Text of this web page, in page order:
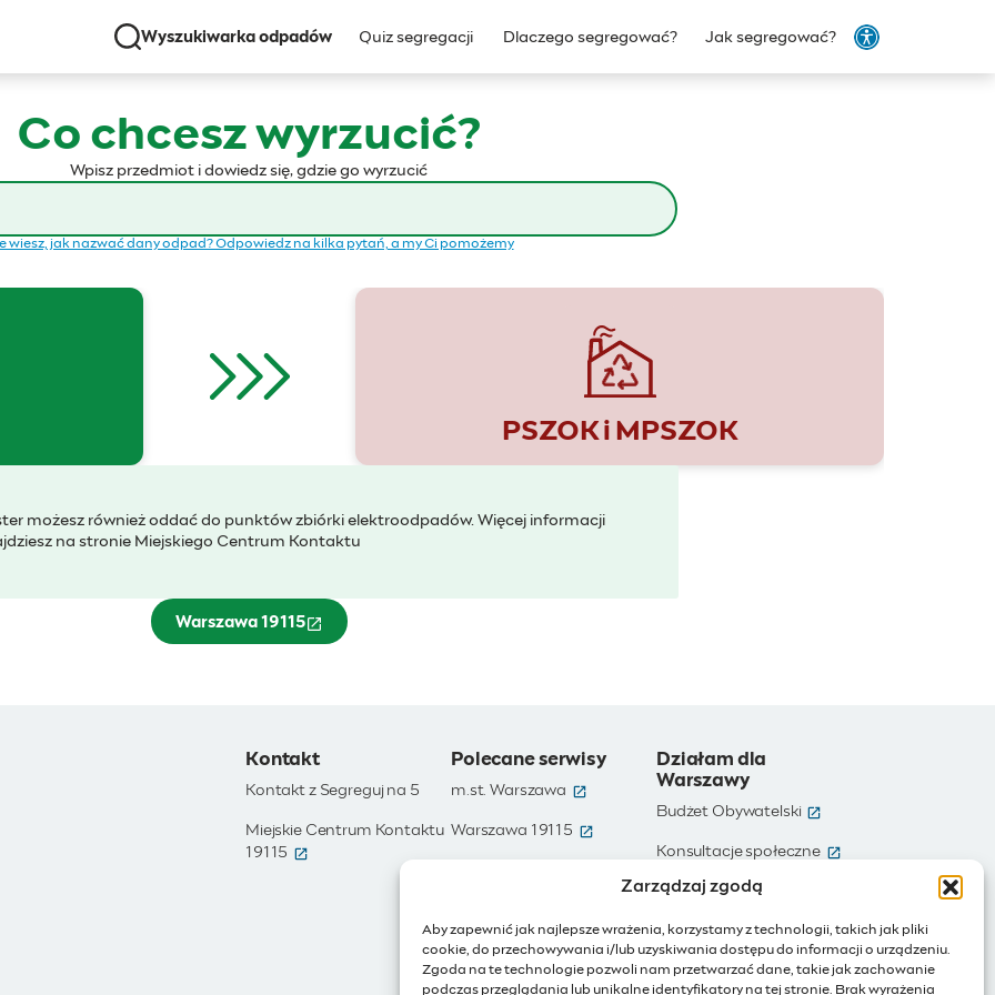
Zarządzaj zgodą
Aby zapewnić jak najlepsze wrażenia, korzystamy z technologii, takich jak pliki
cookie, do przechowywania i/lub uzyskiwania dostępu do informacji o urządzeniu.
Zgoda na te technologie pozwoli nam przetwarzać dane, takie jak zachowanie
podczas przeglądania lub unikalne identyfikatory na tej stronie. Brak wyrażenia
Wyszukiwarka odpadów Quiz segregacji Dlaczego segregować? Jak segregować?
Co chcesz wyrzucić?
Wpisz przedmiot i dowiedz się, gdzie go wyrzucić
wiesz, jak nazwać dany odpad? Odpowiedz na kilka pytań, a my Ci pomożemy
PSZOK i MPSZOK
możesz również oddać do punktów zbiórki elektroodpadów. Więcej informacji
na stronie Miejskiego Centrum Kontaktu
Warszawa 19115
(otwiera się w nowym oknie)
Kontakt
Kontakt z Segreguj na 5
Miejskie Centrum Kontaktu
19115
Polecane serwisy
m.st. Warszawa (otwiera się w nowym oknie)
Warszawa 19115 (otwiera się w nowym oknie)
Zamówienia publiczne (otwiera się w nowym oknie)
IoT - Internet rzeczy (otwiera się w nowym oknie)
Działam dla
Warszawy
Budżet Obywatelski
Konsultacje społeczne (otwiera się w
Ochotnicy Warszawscy (otwiera się w